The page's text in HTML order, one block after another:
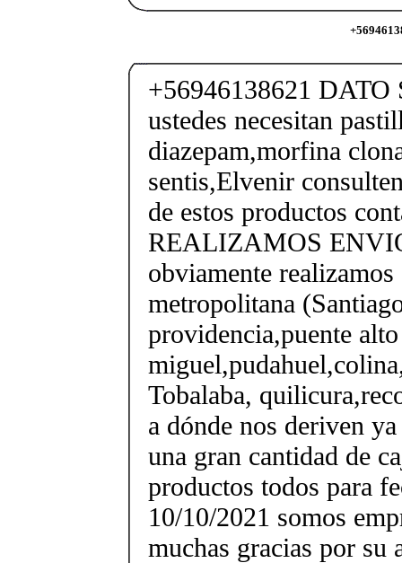
+56946138621 DATO
ustedes necesitan
diazepam,morfina
sentis,Elvenir
de estos productos
REALIZAMOS
obviamente
metropolitana
providencia,puente
Tobalaba,
a dónde nos deriven
una gran cantidad de
productos todos para
10/10/2021 somos
muchas gracias por su